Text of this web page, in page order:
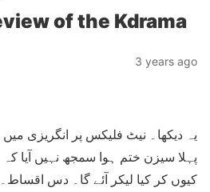
of the Kdrama
3 years ago
یہ دیکھا۔ نیٹ فلیکس پر انگریزی میں
پہلا سیزن ختم ہوا سمجھ نہیں آیا
کیوں کر کیا لیکر آئے گا۔ دس